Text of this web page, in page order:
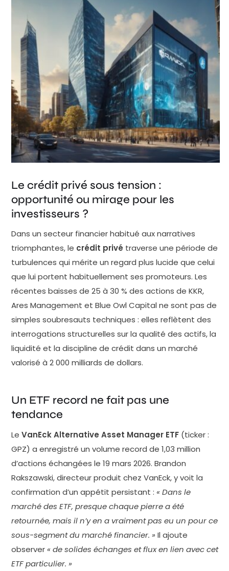
regard plus lucide que celui que lui portent
habituellement ses promoteurs. Les récentes baisses
de 25 à 30 % des actions de KKR, Ares
Management et Blue Owl Capital ne sont pas de
simples soubresauts techniques : elles reflètent des
interrogations structurelles sur la qualité des actifs,
la liquidité et la discipline de crédit dans un marché
valorisé à 2 000 milliards de dollars. Un ETF
record ne fait pas une tendance Le VanEck
Alternative Asset Manager ETF (ticker : GPZ) a
enregistré un volume record de 1,03 million
Rakszawski, directeur produit chez VanEck, y voit
la confirmation d'un appétit persistant : "Dans le
marché des ETF, presque chaque pierre a été
ce sous-segment du marché financier." Il ajoute
observer "de solides échanges et flux en lien avec cet
ETF particulier." Ces chiffres méritent toutefois
d'être contextualisés. Un pic de volume sur un ETF
peut tout aussi bien signaler des achats
opportunistes que des sorties massives de positions
existantes. Le GPZ est un fonds exposé aux
gestionnaires d'actifs alternatifs — KKR, Ares,
Blue Owl — et non directement aux prêts privés
sous-jacents. Investir dans cet ETF, c'est parier sur
rendement des …
Le crédit privé sous tension :
opportunité ou mirage pour les
investisseurs ?
Dans un secteur financier habitué aux narratives
triomphantes, le crédit privé traverse une période de
turbulences qui mérite un regard plus lucide que celui
que lui portent habituellement ses promoteurs. Les
récentes baisses de 25 à 30 % des actions de KKR,
Ares Management et Blue Owl Capital ne sont pas de
simples soubresauts techniques : elles reflètent des
interrogations structurelles sur la qualité des actifs, la
liquidité et la discipline de crédit dans un marché
valorisé à 2 000 milliards de dollars.
Un ETF record ne fait pas une
tendance
Le VanEck Alternative Asset Manager ETF (ticker :
GPZ) a enregistré un volume record de 1,03 million
d’actions échangées le 19 mars 2026. Brandon
Rakszawski, directeur produit chez VanEck, y voit la
confirmation d’un appétit persistant : « Dans le
marché des ETF, presque chaque pierre a été
retournée, mais il n’y en a vraiment pas eu un pour ce
sous-segment du marché financier. » Il ajoute
observer« de solides échanges et flux en lien avec cet
ETF particulier. »